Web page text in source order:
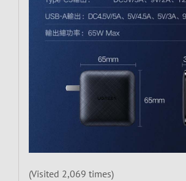
(Visited 2,069 times)